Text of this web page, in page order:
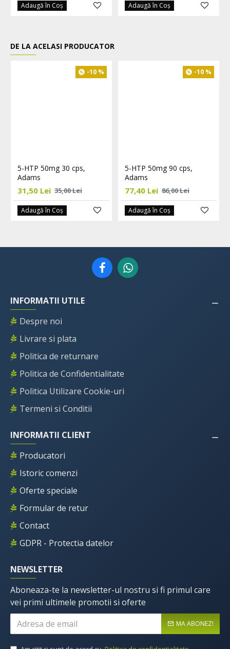
Adaugă în Coş Adaugă în Coş
DE LA ACELASI PRODUCATOR
-10 %
5-HTP 50mg 30 cps,
Adams
31,50 Lei 35,00 Lei
Adaugă în Coş
-10 %
5-HTP 50mg 90 cps,
Adams
77,40 Lei 86,00 Lei
Adaugă în Coş
INFORMATII UTILE
Despre noi
Livrare si plata
Politica de returnare
Politica de Confidentialitate
Politica Utilizare Cookie-uri
Termeni si Conditii
INFORMATII CLIENT
Producatori
Istoric comenzi
Oferte speciale
Formular de retur
Contact
GDPR - Protectia datelor
NEWSLETTER
Aboneaza-te la newsletter-ul nostru si fi primul care
vei primi ultimele promotii si oferte
MA ABONEZ!